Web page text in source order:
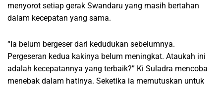
menyorot setiap gerak Swandaru yang masih bertahan
dalam kecepatan yang sama.
“Ia belum bergeser dari kedudukan sebelumnya.
Pergeseran kedua kakinya belum meningkat. Ataukah ini
adalah kecepatannya yang terbaik?” Ki Suladra mencoba
menebak dalam hatinya. Seketika ia memutuskan untuk